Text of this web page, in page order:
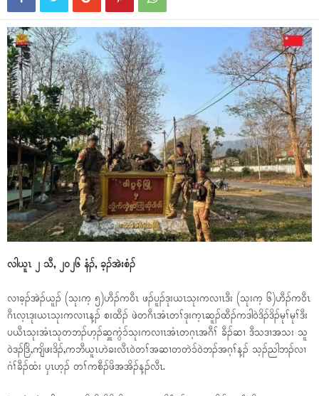
လါယူၤ ၂ သီ, ၂၀၂၆ နံၣ်, ခ့ၣ်အဲးစံၣ်
လၢခ့ၣ်အဲၣ်ယူၣ် (သုးက့ ၅)ဟီၣ်ကဝီၤ ဖၣ်ပူၣ်ဒုးယၤသုးကလၢၤဒီး (သုးက့ ၆)ဟီၣ်ကဝီၤ
ဂီၤလ့ၤဒုးယၤသုးကလၢၤန့ၣ် စးထီၣ် ဖဲတဂီၤအံၤတၢ်ဒုးက့ၤဆူၣ်ထီၣ်ကဒါဝဲဒိၣ်ဒိၣ်မုၢ်မုၢ်ဒီး
ပယီၤသုးအံၤသုတဘၣ်ဟ့ၣ်ဆှူကွံၥ်သုးကလၢၤအံၤတဂ့ၤအဂီၢ် ခီၣ်ဆၢ ဒီသဒၢအသး သူ
ဝဲဒၣ်ဒြိ,ကျိဖးဒိၣ်,ကဘီယူၤဟဲခးလီၤဝဲတၢ်အဆၢတတဲၥ်ဝဲဘၣ်အဂ့ၢ်န့ၣ် သ့ၣ်ညါဘၣ်လၢ
ဂံၢ်ခီၣ်ထံး ပှၤဟ့ၣ် တၢ်ကစီၣ်ဖိအအိၣ်န့ၣ်လီၤ.